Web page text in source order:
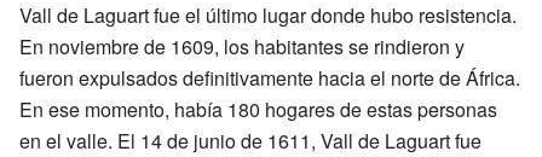
Vall de Laguart fue el último lugar donde hubo resistencia.
En noviembre de 1609, los habitantes se rindieron y
fueron expulsados definitivamente hacia el norte de África.
En ese momento, había 180 hogares de estas personas
en el valle. El 14 de junio de 1611, Vall de Laguart fue